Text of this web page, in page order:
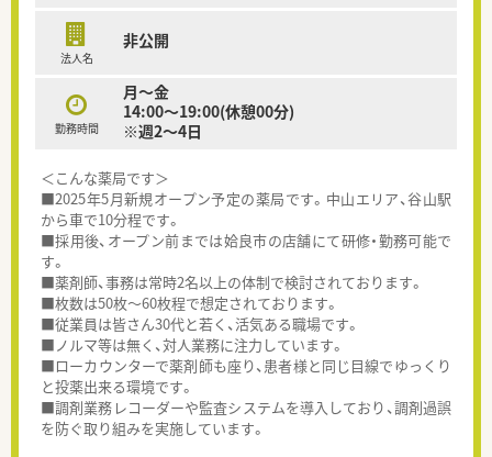
法人名
非公開
勤務時間
月～金
14:00～19:00(休憩00分)
※週2～4日
＜こんな薬局です＞
■2025年5月新規オープン予定の薬局です。中山エリア、谷山駅
から車で10分程です。
■採用後、オープン前までは姶良市の店舗にて研修・勤務可能で
す。
■薬剤師、事務は常時2名以上の体制で検討されております。
■枚数は50枚～60枚程で想定されております。
■従業員は皆さん30代と若く、活気ある職場です。
■ノルマ等は無く、対人業務に注力しています。
■ローカウンターで薬剤師も座り、患者様と同じ目線でゆっくり
と投薬出来る環境です。
■調剤業務レコーダーや監査システムを導入しており、調剤過誤
を防ぐ取り組みを実施しています。